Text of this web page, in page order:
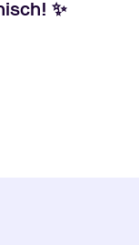
✨